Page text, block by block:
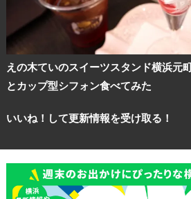
えの木ていのスイーツスタンド横浜元
とカップ型シフォン食べてみた
いいね！して更新情報を受け取る！
観光ガイド
サイトについて